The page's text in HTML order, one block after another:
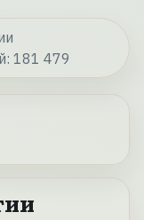
181 479